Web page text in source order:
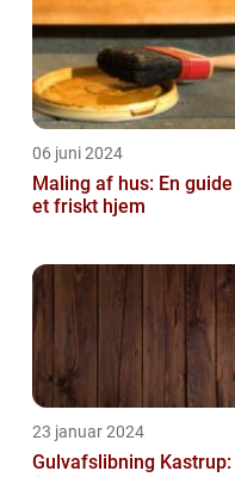
06 juni 2024
Maling af hus: En
et friskt hjem
23 januar 2024
Gulvafslibning Kastrup: